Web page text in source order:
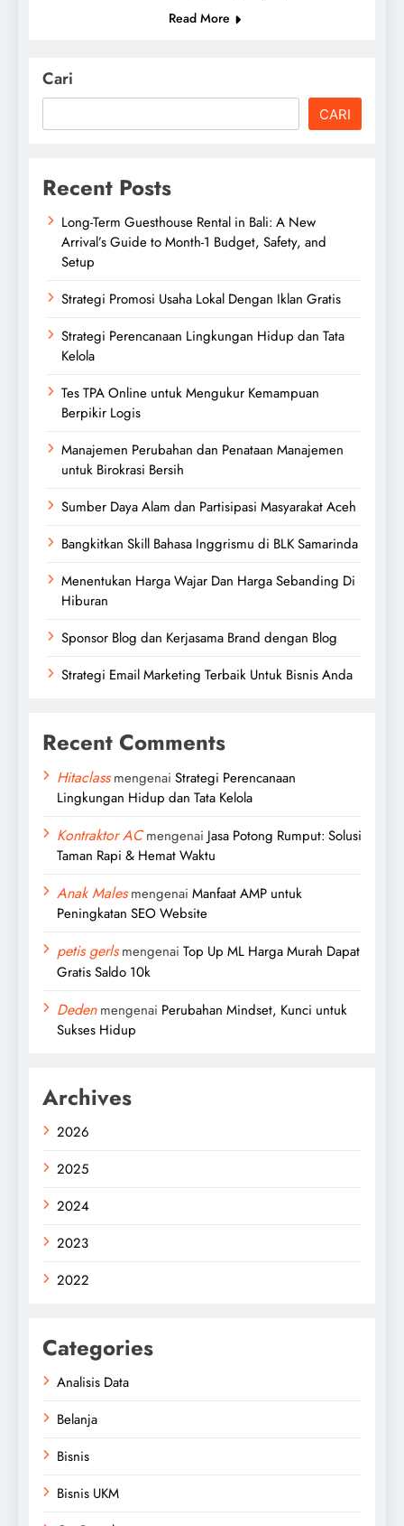
Read More
Cari
CARI
Recent Posts
Long-Term Guesthouse Rental in Bali: A New
Arrival’s Guide to Month-1 Budget, Safety, and
Setup
Strategi Promosi Usaha Lokal Dengan Iklan Gratis
Strategi Perencanaan Lingkungan Hidup dan Tata
Kelola
Tes TPA Online untuk Mengukur Kemampuan
Berpikir Logis
Manajemen Perubahan dan Penataan Manajemen
untuk Birokrasi Bersih
Sumber Daya Alam dan Partisipasi Masyarakat Aceh
Bangkitkan Skill Bahasa Inggrismu di BLK Samarinda
Menentukan Harga Wajar Dan Harga Sebanding Di
Hiburan
Sponsor Blog dan Kerjasama Brand dengan Blog
Strategi Email Marketing Terbaik Untuk Bisnis Anda
Recent Comments
Hitaclassmengenai Strategi Perencanaan
Lingkungan Hidup dan Tata Kelola
Kontraktor ACmengenai Jasa Potong Rumput: Solusi
Taman Rapi & Hemat Waktu
Anak Malesmengenai Manfaat AMP untuk
Peningkatan SEO Website
petis gerlsmengenai Top Up ML Harga Murah Dapat
Gratis Saldo 10k
Dedenmengenai Perubahan Mindset, Kunci untuk
Sukses Hidup
Archives
2026
2025
2024
2023
2022
Categories
Analisis Data
Belanja
Bisnis
Bisnis UKM